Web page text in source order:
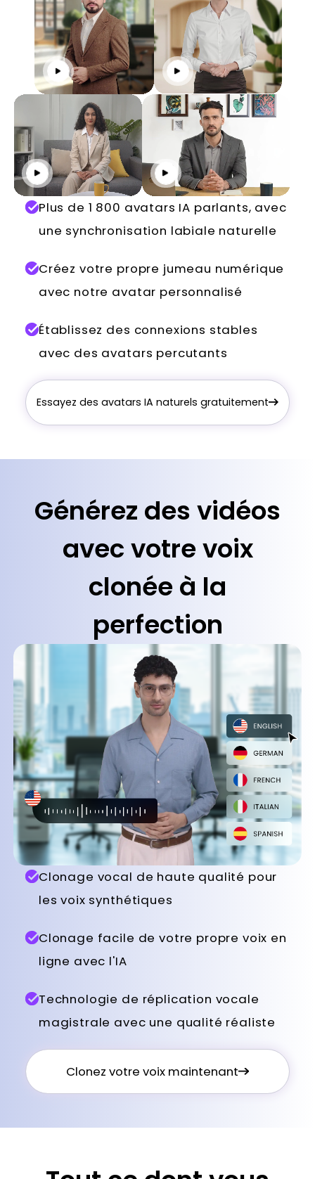
Plus de 1 800 avatars IA parlants, avec
une synchronisation labiale naturelle
Créez votre propre jumeau numérique
avec notre avatar personnalisé
Établissez des connexions stables
avec des avatars percutants
Essayez des avatars IA naturels gratuitement
Cliquez pour jouer Cliquez pour jouer
Cliquez pour jouer Cliquez pour jouer
Générez des vidéos
avec votre voix
clonée à la
perfection
Clonage vocal de haute qualité pour
les voix synthétiques
Clonage facile de votre propre voix en
ligne avec l'IA
Technologie de réplication vocale
magistrale avec une qualité réaliste
Clonez votre voix maintenant